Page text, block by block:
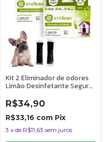
Kit 2 Eliminador de odores
Limão Desinfetante Seguro
R$34,90
R$33,16 com Pix
3 x de R$11,63 sem juros